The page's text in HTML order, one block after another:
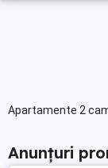
Apartamente 2
Anunțuri